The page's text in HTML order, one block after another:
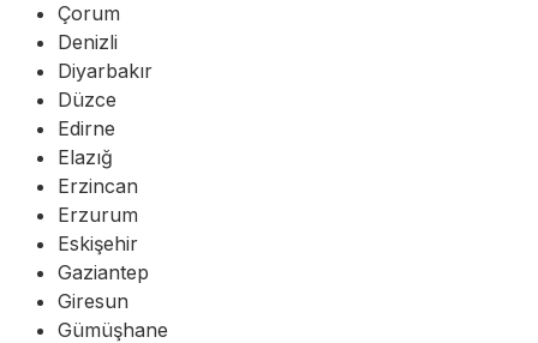
Çorum
Denizli
Diyarbakır
Düzce
Edirne
Elazığ
Erzincan
Erzurum
Eskişehir
Gaziantep
Giresun
Gümüşhane